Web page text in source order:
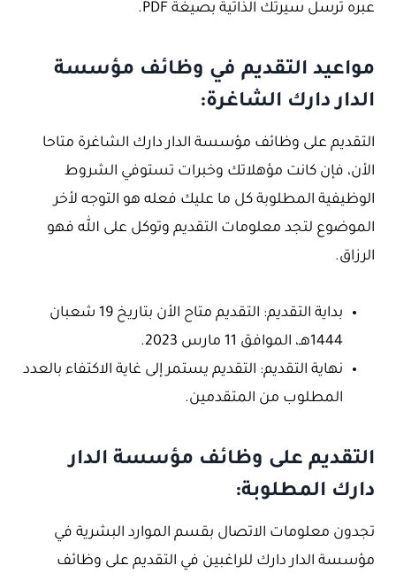
عبره ترسل سيرتك الذاتية بصيغة PDF.
مواعيد التقديم في وظائف مؤسسة
الدار دارك الشاغرة:
التقديم على وظائف مؤسسة الدار دارك الشاغرة متاحا
الأن، فإن كانت مؤهلاتك وخبرات تستوفي الشروط
الوظيفية المطلوبة كل ما عليك فعله هو التوجه لأخر
الموضوع لتجد معلومات التقديم وتوكل على الله فهو
الرزاق.
بداية التقديم: التقديم متاح الأن بتاريخ 19 شعبان
1444هـ، الموافق 11 مارس 2023.
نهاية التقديم: التقديم يستمر إلى غاية الاكتفاء بالعدد
المطلوب من المتقدمين.
التقديم على وظائف مؤسسة الدار
دارك المطلوبة:
تجدون معلومات الاتصال بقسم الموارد البشرية في
مؤسسة الدار دارك للراغبين في التقديم على وظائف